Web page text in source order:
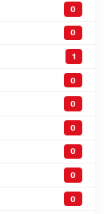
0
0
1
0
0
0
0
0
0